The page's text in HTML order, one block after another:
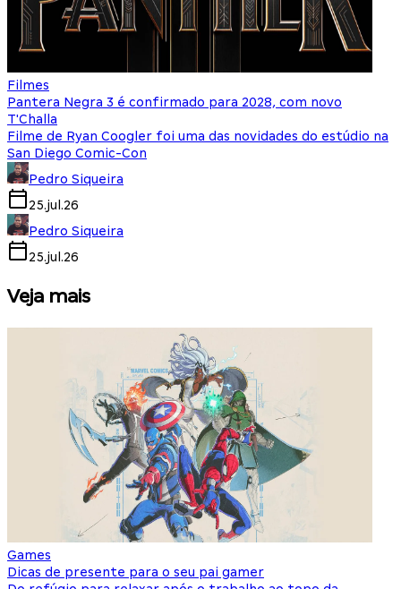
Filmes
Pantera Negra 3 é confirmado para 2028, com novo
T'Challa
Filme de Ryan Coogler foi uma das novidades do estúdio na
San Diego Comic-Con
Pedro Siqueira
25.jul.26
Pedro Siqueira
25.jul.26
Veja mais
Games
Dicas de presente para o seu pai gamer